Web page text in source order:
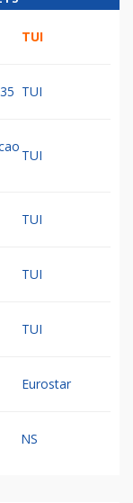
TUI
TUI
TUI
TUI
TUI
TUI
Eurostar
NS